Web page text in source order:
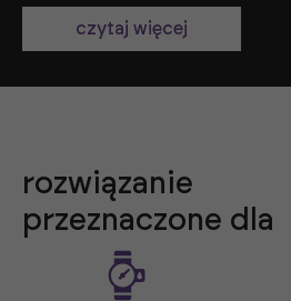
czytaj więcej
rozwiązanie
przeznaczone dla